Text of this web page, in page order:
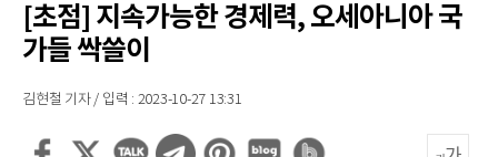
[초점] 지속가능한 경제력, 오세아니아 국
가들 싹쓸이
김현철 기자 / 입력 : 2023-10-27 13:31